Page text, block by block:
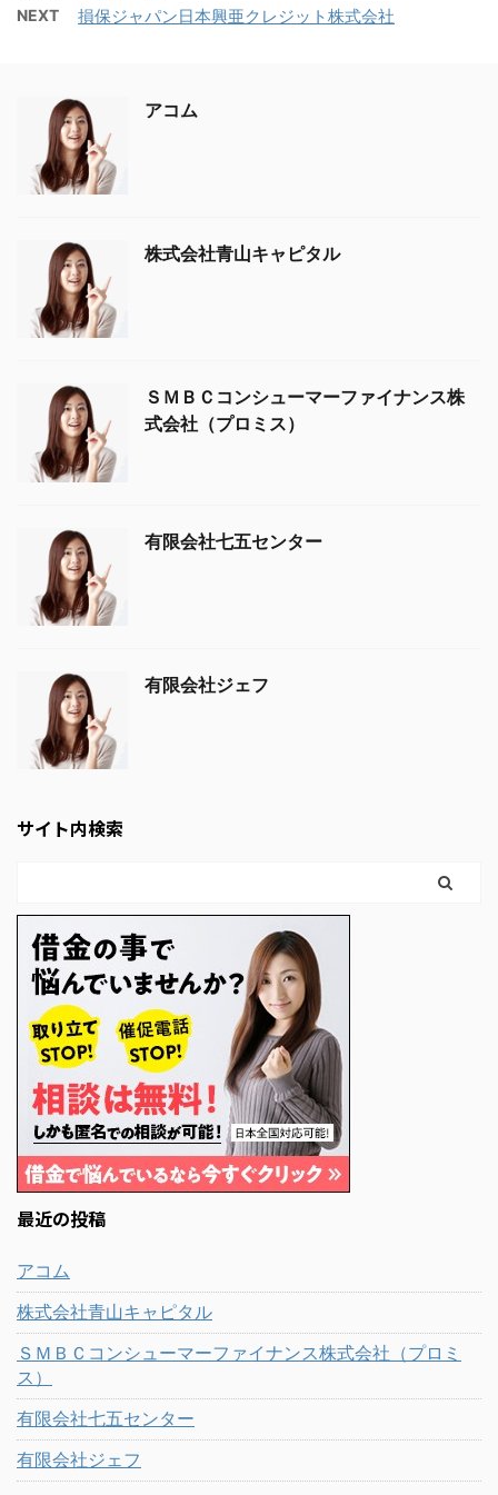
NEXT 損保ジャパン日本興亜クレジット株式会社
アコム
株式会社青山キャピタル
ＳＭＢＣコンシューマーファイナンス株
式会社（プロミス）
有限会社七五センター
有限会社ジェフ
サイト内検索
最近の投稿
アコム
株式会社青山キャピタル
ＳＭＢＣコンシューマーファイナンス株式会社（プロミ
ス）
有限会社七五センター
有限会社ジェフ